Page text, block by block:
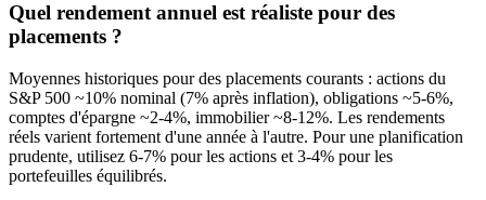
Quel rendement annuel est réaliste pour des
placements ?
Moyennes historiques pour des placements courants : actions du
S&P 500 ~10% nominal (7% après inflation), obligations ~5-6%,
comptes d'épargne ~2-4%, immobilier ~8-12%. Les rendements
réels varient fortement d'une année à l'autre. Pour une planification
prudente, utilisez 6-7% pour les actions et 3-4% pour les
portefeuilles équilibrés.